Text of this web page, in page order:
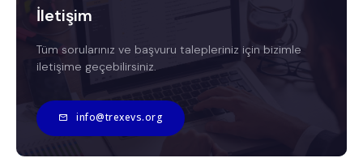
İletişim
Tüm sorularınız ve başvuru talepleriniz için bizimle
iletişime geçebilirsiniz.
info@trexevs.org